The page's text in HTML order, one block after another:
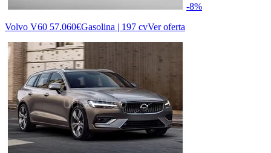
-8%
Volvo V60 57.060€Gasolina | 197 cvVer oferta